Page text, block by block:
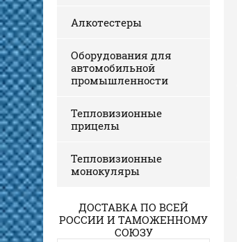
Алкотестеры
Оборудования для
автомобильной
промышленности
Тепловизионные
прицелы
Тепловизионные
монокуляры
ДОСТАВКА ПО ВСЕЙ
РОССИИ И ТАМОЖЕННОМУ
СОЮЗУ